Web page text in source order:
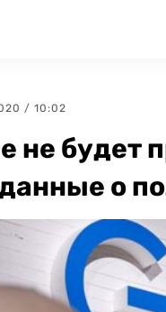
/ 10:02
не будет
о